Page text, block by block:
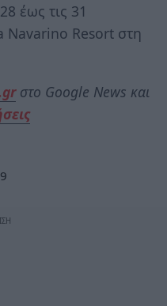
έως τις 31
Navarino Resort στη
στο Google News και